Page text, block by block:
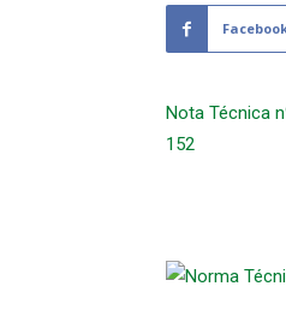
Nota Técnica
152